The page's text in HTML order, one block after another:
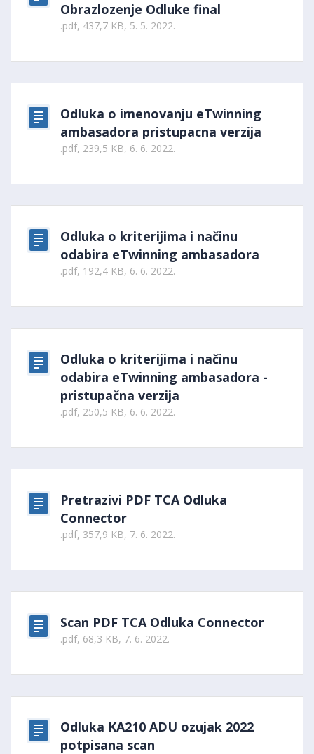
Obrazlozenje Odluke final
.pdf, 437,7 KB, 5. 5. 2022.
Odluka o imenovanju eTwinning
ambasadora pristupacna verzija
.pdf, 239,5 KB, 6. 6. 2022.
Odluka o kriterijima i načinu
odabira eTwinning ambasadora
.pdf, 192,4 KB, 6. 6. 2022.
Odluka o kriterijima i načinu
odabira eTwinning ambasadora -
pristupačna verzija
.pdf, 250,5 KB, 6. 6. 2022.
Pretrazivi PDF TCA Odluka
Connector
.pdf, 357,9 KB, 7. 6. 2022.
Scan PDF TCA Odluka Connector
.pdf, 68,3 KB, 7. 6. 2022.
Odluka KA210 ADU ozujak 2022
potpisana scan